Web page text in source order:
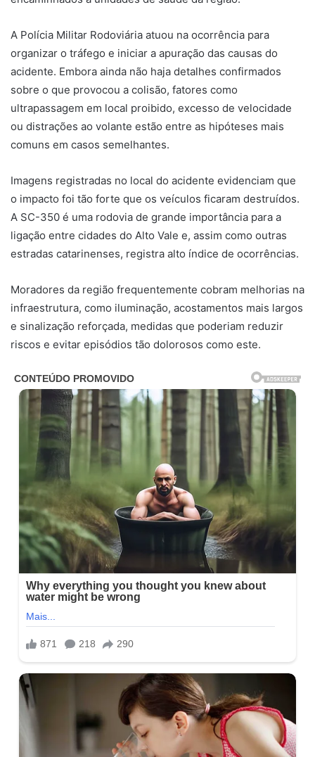
A Polícia Militar Rodoviária atuou na ocorrência para
organizar o tráfego e iniciar a apuração das causas do
acidente. Embora ainda não haja detalhes confirmados
sobre o que provocou a colisão, fatores como
ultrapassagem em local proibido, excesso de velocidade
ou distrações ao volante estão entre as hipóteses mais
comuns em casos semelhantes.
Imagens registradas no local do acidente evidenciam que
o impacto foi tão forte que os veículos ficaram destruídos.
A SC-350 é uma rodovia de grande importância para a
ligação entre cidades do Alto Vale e, assim como outras
estradas catarinenses, registra alto índice de ocorrências.
Moradores da região frequentemente cobram melhorias na
infraestrutura, como iluminação, acostamentos mais largos
e sinalização reforçada, medidas que poderiam reduzir
riscos e evitar episódios tão dolorosos como este.